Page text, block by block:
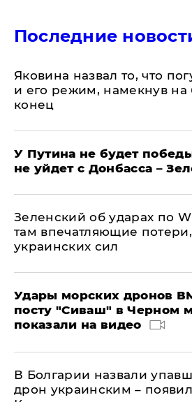
Последние
Яковина назвал то, что
и его режим, намекнув на
конец
У Путина не будет
не уйдет с Донбасса –
Зеленский об ударах по
там впечатляющие потери,
украинских сил
Удары морских дронов
посту "Сиваш" в Черном
показали на видео
В Болгарии назвали
дрон украинским –